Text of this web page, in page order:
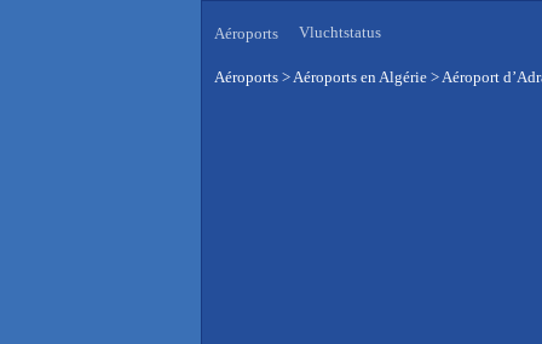
Aéroports Vluchtstatus
Aéroports >Aéroports en Algérie >Aéroport